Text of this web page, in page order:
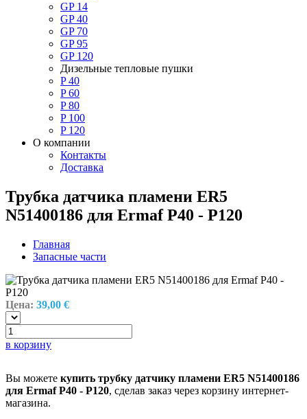
GP 14
GP 40
GP 70
GP 95
GP 120
Дизельные тепловые пушки
P 40
P 60
P 80
P 100
P 120
О компании
Контакты
Доставка
Трубка датчика пламени ER5
N51400186 для Ermaf P40 - P120
Главная
Запасные части
Цена: 39,00 €
в корзину
Вы можете купить трубку датчику пламени ER5 N51400186
для Ermaf P40 - P120, сделав заказ через корзину интернет-
магазина.